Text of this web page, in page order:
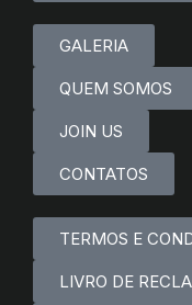
GALERIA
QUEM SOMOS
JOIN US
CONTATOS
TERMOS E
LIVRO DE